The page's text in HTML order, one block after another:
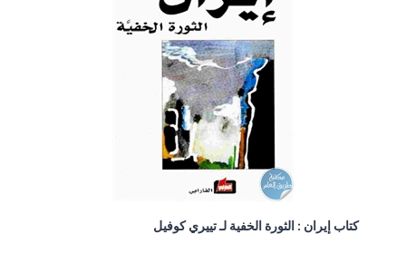
كتاب إيران : الثورة الخفية لـ تييري كوفيل